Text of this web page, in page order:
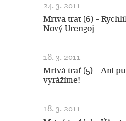
24. 3. 2011
Mrtva trat (6) –
Nový Urengoj
18. 3. 2011
Mrtvá trať (5) – Ani
vyrážíme!
18. 3. 2011